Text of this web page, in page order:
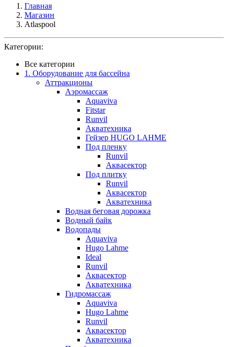
Главная
Магазин
Atlaspool
Категории:
Все категории
1. Оборудование для бассейна
Аттракционы
Аэромассаж
Aquaviva
Fitstar
Runvil
Акватехника
Гейзер HUGO LAHME
Под пленку
Runvil
Аквасектор
Под плитку
Runvil
Аквасектор
Акватехника
Водная беговая дорожка
Водный байк
Водопады
Aquaviva
Hugo Lahme
Ideal
Runvil
Аквасектор
Акватехника
Гидромассаж
Aquaviva
Hugo Lahme
Runvil
Аквасектор
Акватехника